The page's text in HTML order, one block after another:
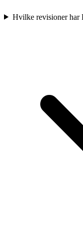
Hvilke revisioner har